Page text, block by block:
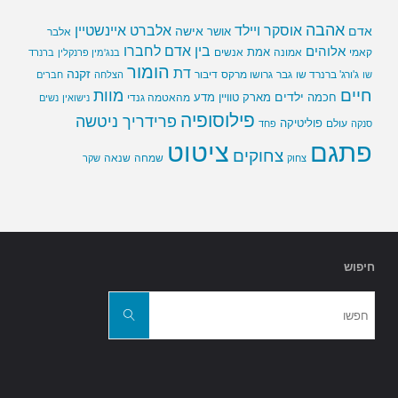
אדם אהבה אוסקר ויילד אושר אישה אלברט איינשטיין אלבר
קאמי אלוהים אמונה אמת אנשים בין אדם לחברו בנג'מין פרנקלין ברנרד
שו ג'ורג' ברנרד שו גבר גרושו מרקס דיבור דת הומור הצלחה זקנה חברים
חיים חכמה ילדים מארק טוויין מדע מהאטמה גנדי מוות נישואין נשים
סנקה עולם פוליטיקה פחד פילוסופיה פרידריך ניטשה
פתגם צחוק צחוקים ציטוט שמחה שנאה שקר
חיפוש
חפשו